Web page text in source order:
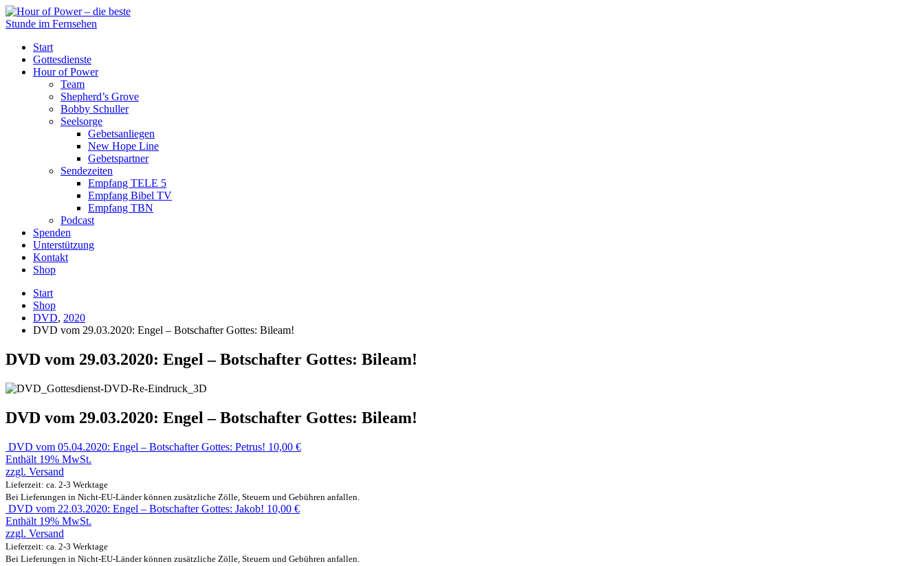
Start
Gottesdienste
Hour of Power
Team
Shepherd’s Grove
Bobby Schuller
Seelsorge
Gebetsanliegen
New Hope Line
Gebetspartner
Sendezeiten
Empfang TELE 5
Empfang Bibel TV
Empfang TBN
Podcast
Spenden
Unterstützung
Kontakt
Shop
Start
Shop
DVD, 2020
DVD vom 29.03.2020: Engel – Botschafter Gottes: Bileam!
DVD vom 29.03.2020: Engel – Botschafter Gottes: Bileam!
DVD vom 29.03.2020: Engel – Botschafter Gottes: Bileam!
DVD vom 05.04.2020: Engel – Botschafter Gottes: Petrus! 10,00 €
Enthält 19% MwSt.
zzgl. Versand
Lieferzeit: ca. 2-3 Werktage
Bei Lieferungen in Nicht-EU-Länder können zusätzliche Zölle, Steuern und Gebühren anfallen.
DVD vom 22.03.2020: Engel – Botschafter Gottes: Jakob! 10,00 €
Enthält 19% MwSt.
zzgl. Versand
Lieferzeit: ca. 2-3 Werktage
Bei Lieferungen in Nicht-EU-Länder können zusätzliche Zölle, Steuern und Gebühren anfallen.